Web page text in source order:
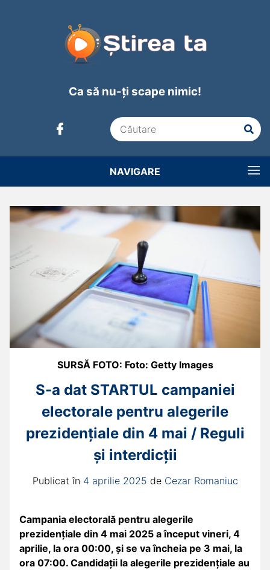
Ca să nu-ți scape nimic!
NAVIGARE
SURSĂ FOTO: Foto: Getty Images
S-a dat STARTUL campaniei
electorale pentru alegerile
prezidenţiale din 4 mai / Reguli
și interdicții
Publicat în 4 aprilie 2025 de Cezar Romaniuc
Campania electorală pentru alegerile
prezidenţiale din 4 mai 2025 a început vineri, 4
aprilie, la ora 00:00, şi se va încheia pe 3 mai, la
ora 07:00. Candidaţii la alegerile prezidenţiale au